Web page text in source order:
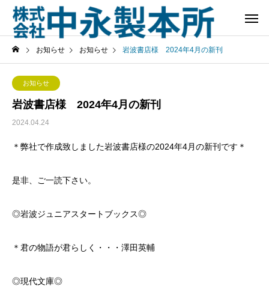
お知らせ お知らせ 岩波書店様 2024年4月の新刊
お知らせ
岩波書店様 2024年4月の新刊
2024.04.24
＊弊社で作成致しました岩波書店様の2024年4月の新刊です＊
是非、ご一読下さい。
◎岩波ジュニアスタートブックス◎
＊君の物語が君らしく・・・澤田英輔
◎現代文庫◎